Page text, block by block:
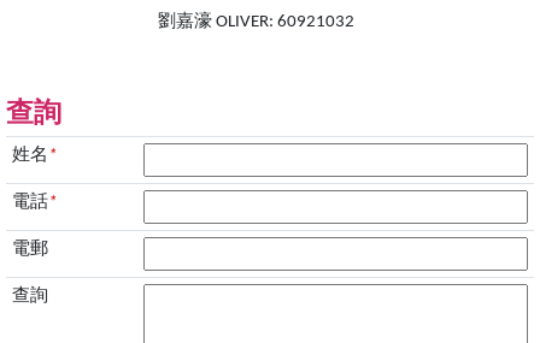
劉嘉濠 OLIVER: 60921032
查詢
姓名 *
電話*
電郵
查詢